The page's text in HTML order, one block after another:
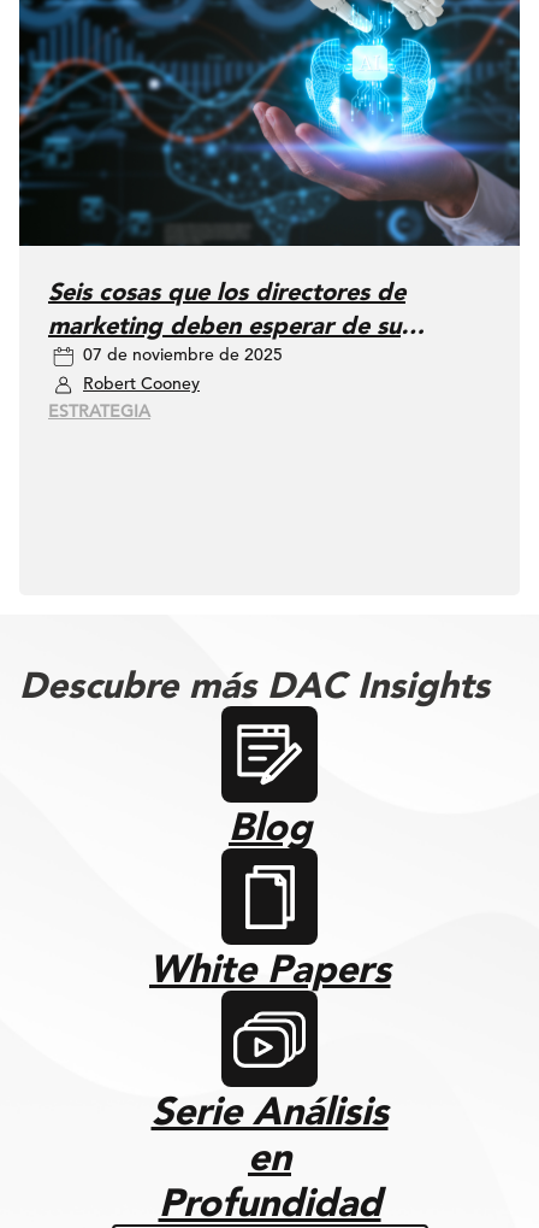
Seis cosas que los directores de
marketing deben esperar de su
agencia de medios en la era de la IA
07 de noviembre de 2025
Robert Cooney
ESTRATEGIA
Descubre más DAC Insights
Blog
White Papers
Serie Análisis
en
Profundidad